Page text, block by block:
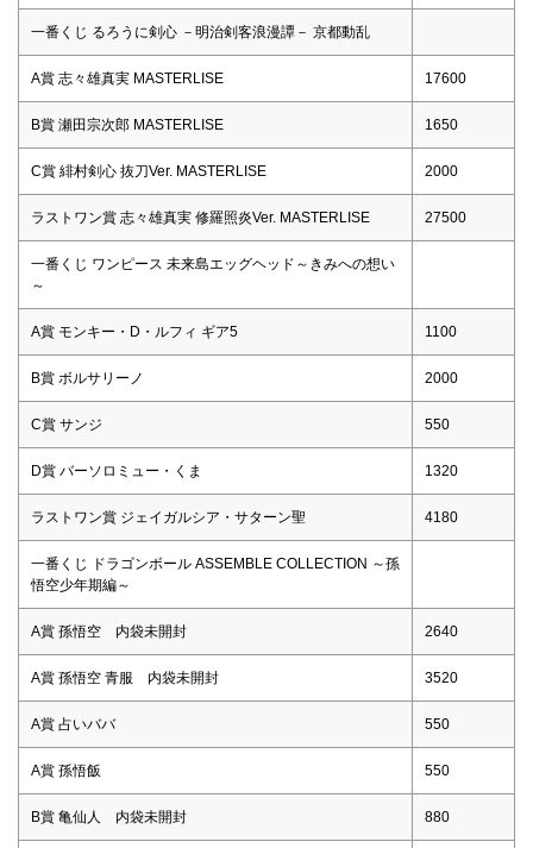
一番くじ るろうに剣心 －明治剣客浪漫譚－ 京都動乱
A賞 志々雄真実 MASTERLISE 17600
B賞 瀬田宗次郎 MASTERLISE 1650
C賞 緋村剣心 抜刀Ver. MASTERLISE 2000
ラストワン賞 志々雄真実 修羅照炎Ver. MASTERLISE 27500
一番くじ ワンピース 未来島エッグヘッド～きみへの想い
～
A賞 モンキー・D・ルフィ ギア5 1100
B賞 ボルサリーノ 2000
C賞 サンジ 550
D賞 バーソロミュー・くま 1320
ラストワン賞 ジェイガルシア・サターン聖 4180
一番くじ ドラゴンボール ASSEMBLE COLLECTION ～孫
悟空少年期編～
A賞 孫悟空 内袋未開封 2640
A賞 孫悟空 青服 内袋未開封 3520
A賞 占いババ 550
A賞 孫悟飯 550
B賞 亀仙人 内袋未開封 880